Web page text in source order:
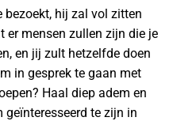
bezoekt, hij zal vol zitten
er mensen zullen zijn die je
en jij zult hetzelfde doen
in gesprek te gaan met
Haal diep adem en
te zijn in